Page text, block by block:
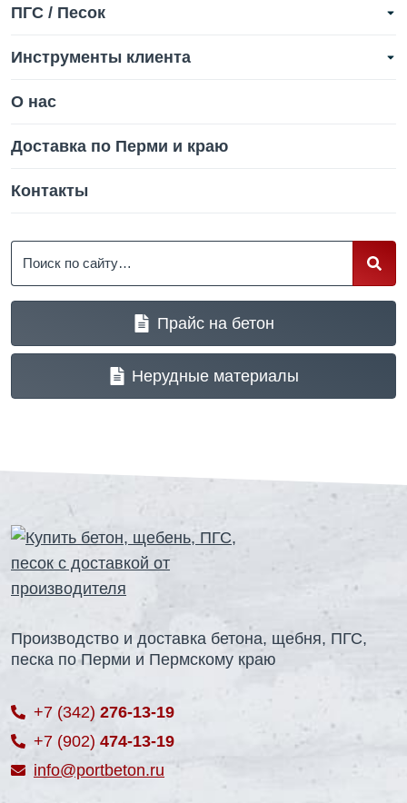
ПГС / Песок
Инструменты клиента
О нас
Доставка по Перми и краю
Контакты
Прайс на бетон
Нерудные материалы
Производство и доставка бетона, щебня, ПГС,
песка по Перми и Пермскому краю
+7 (342) 276-13-19
+7 (902) 474-13-19
info@portbeton.ru